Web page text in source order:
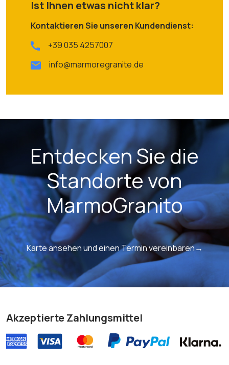
Ist Ihnen etwas nicht klar?
Kontaktieren Sie unseren Kundendienst:
+39 035 4257007
info@marmoregranite.de
Entdecken Sie die
Standorte von
MarmoGranito
Karte ansehen und einen Termin vereinbaren→
Akzeptierte Zahlungsmittel